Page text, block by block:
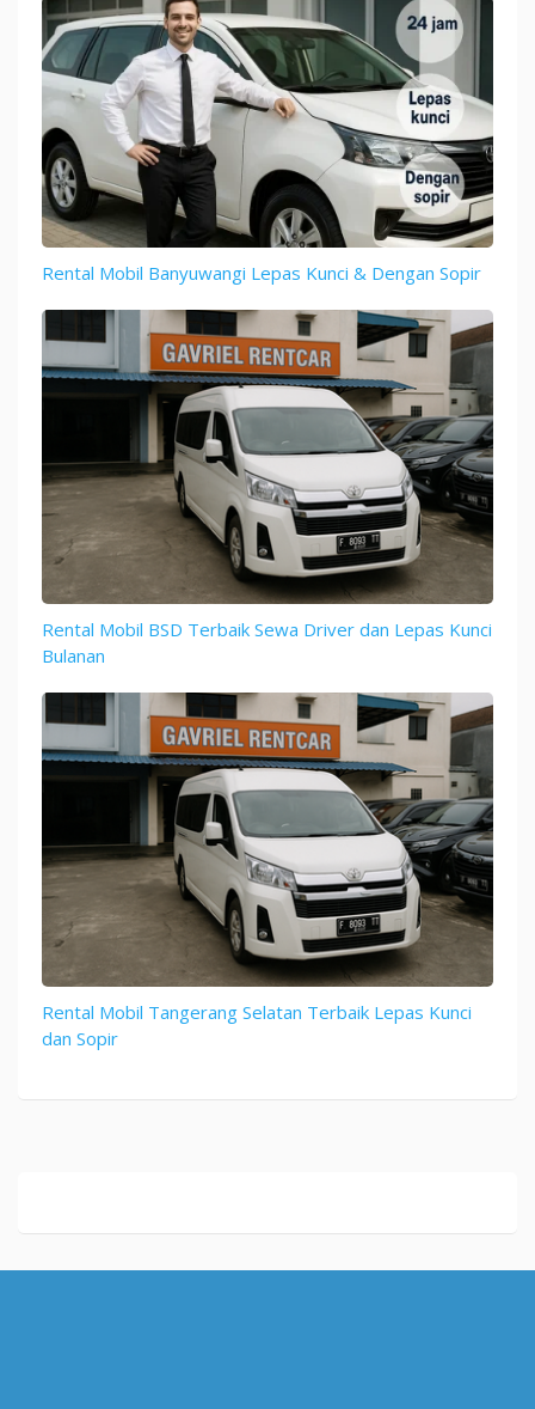
Rental Mobil Banyuwangi Lepas Kunci & Dengan Sopir
Rental Mobil BSD Terbaik Sewa Driver dan Lepas Kunci
Bulanan
Rental Mobil Tangerang Selatan Terbaik Lepas Kunci
dan Sopir